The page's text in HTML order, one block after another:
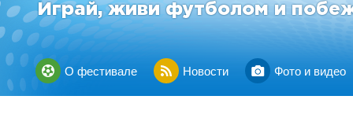
Играй, живи футболом и
О фестивале Новости Фото и видео